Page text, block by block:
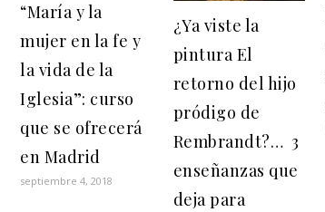
“María y la
mujer en la fe y
la vida de la
Iglesia”: curso
que se ofrecerá
en Madrid
septiembre 4, 2018
¿Ya viste la
pintura El
retorno del hijo
pródigo de
Rembrandt?… 3
enseñanzas que
deja para